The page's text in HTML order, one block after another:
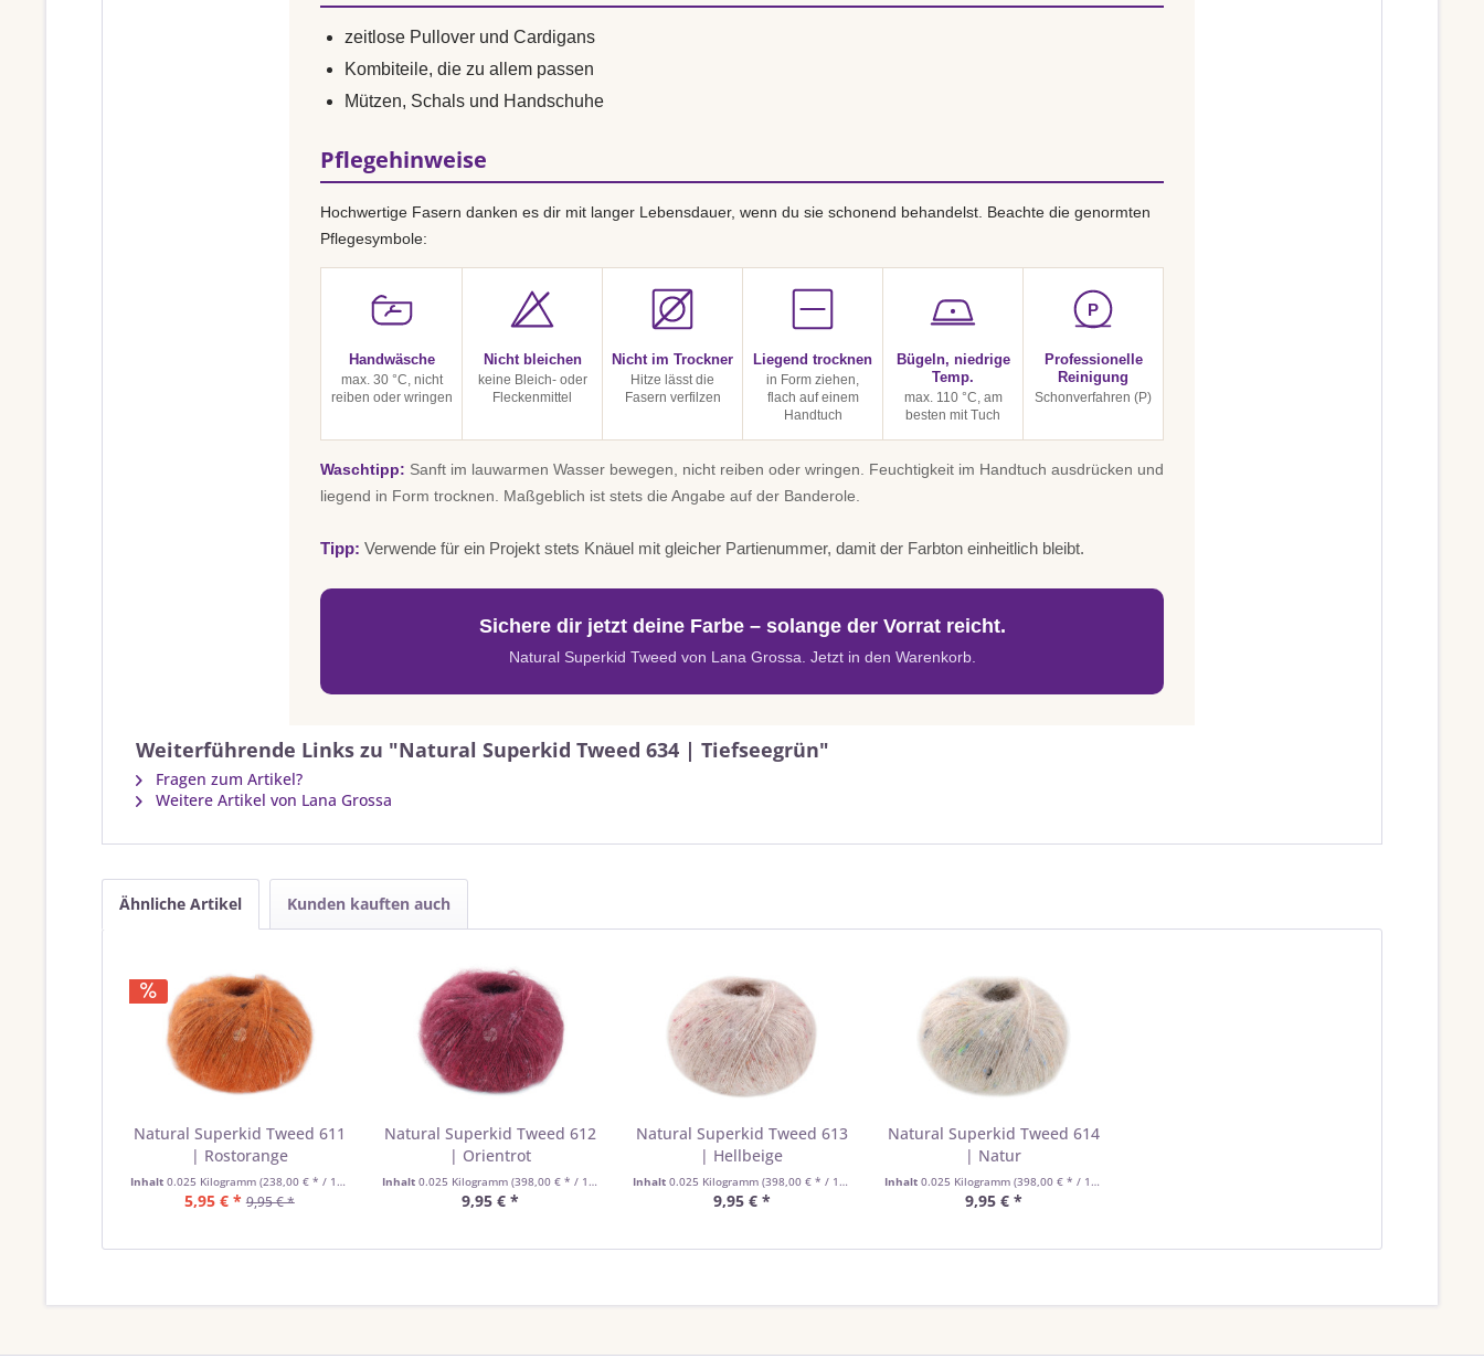
zeitlose Pullover und Cardigans
Kombiteile, die zu allem passen
Mützen, Schals und Handschuhe
Pflegehinweise
Hochwertige Fasern danken es dir mit langer Lebensdauer, wenn du sie schonend behandelst. Beachte die genormten
Pflegesymbole:
Handwäsche
max. 30 °C, nicht
reiben oder wringen
Nicht bleichen
keine Bleich- oder
Fleckenmittel
Nicht im Trockner
Hitze lässt die
Fasern verfilzen
Liegend trocknen
in Form ziehen,
flach auf einem
Handtuch
Bügeln, niedrige
Temp.
max. 110 °C, am
besten mit Tuch
P
Professionelle
Reinigung
Schonverfahren (P)
Waschtipp: Sanft im lauwarmen Wasser bewegen, nicht reiben oder wringen. Feuchtigkeit im Handtuch ausdrücken und
liegend in Form trocknen. Maßgeblich ist stets die Angabe auf der Banderole.
Tipp: Verwende für ein Projekt stets Knäuel mit gleicher Partienummer, damit der Farbton einheitlich bleibt.
Sichere dir jetzt deine Farbe – solange der Vorrat reicht.
Natural Superkid Tweed von Lana Grossa. Jetzt in den Warenkorb.
Weiterführende Links zu "Natural Superkid Tweed 634 | Tiefseegrün"
Fragen zum Artikel?
Weitere Artikel von Lana Grossa
Ähnliche Artikel Kunden kauften auch
Natural Superkid Tweed 611
| Rostorange
Inhalt 0.025 Kilogramm (238,00 € * / 1 Kilogramm)
5,95 € * 9,95 € *
Natural Superkid Tweed 612
| Orientrot
Inhalt 0.025 Kilogramm (398,00 € * / 1 Kilogramm)
9,95 € *
Natural Superkid Tweed 613
| Hellbeige
Inhalt0.025 Kilogramm(398,00 € * / 1 Kilogramm)
9,95 € *
Natural Superkid Tweed 614
| Natur
Inhalt 0.025 Kilogramm (398,00 € * / 1 Kilogramm)
9,95 € *